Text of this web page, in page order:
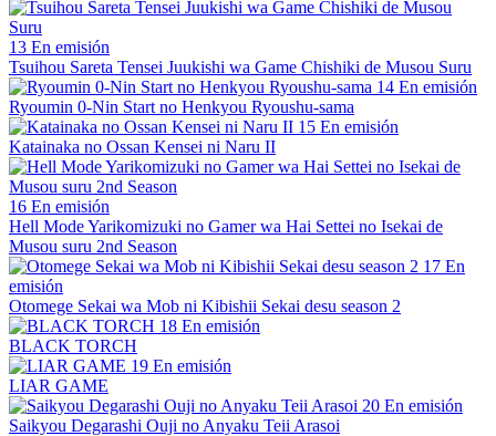
13 En emisión
Tsuihou Sareta Tensei Juukishi wa Game Chishiki de Musou Suru
14 En emisión
Ryoumin 0-Nin Start no Henkyou Ryoushu-sama
15 En emisión
Katainaka no Ossan Kensei ni Naru II
16 En emisión
Hell Mode Yarikomizuki no Gamer wa Hai Settei no Isekai de
Musou suru 2nd Season
17 En
emisión
Otomege Sekai wa Mob ni Kibishii Sekai desu season 2
18 En emisión
BLACK TORCH
19 En emisión
LIAR GAME
20 En emisión
Saikyou Degarashi Ouji no Anyaku Teii Arasoi